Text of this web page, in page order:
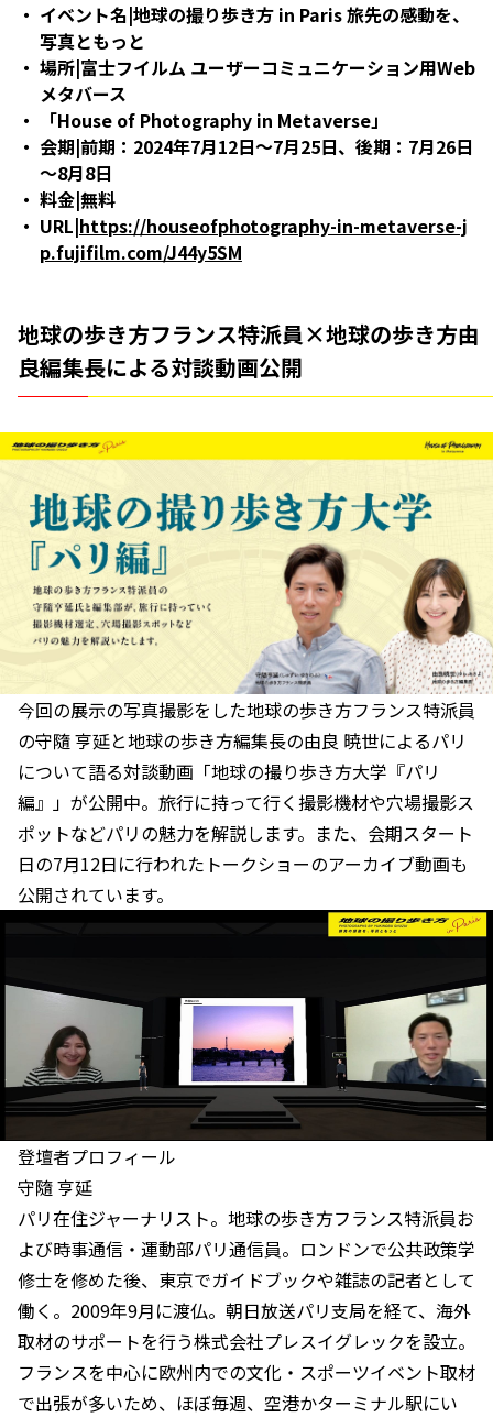
イベント名|地球の撮り歩き方 in Paris 旅先の感動を、
写真ともっと
場所|富士フイルム ユーザーコミュニケーション用Web
メタバース
「House of Photography in Metaverse」
会期|前期：2024年7月12日～7月25日、後期：7月26日
～8月8日
料金|無料
URL|https://houseofphotography-in-metaverse-j
p.fujifilm.com/J44y5SM
地球の歩き方フランス特派員×地球の歩き方由
良編集長による対談動画公開
今回の展示の写真撮影をした地球の歩き方フランス特派員
の守隨 亨延と地球の歩き方編集長の由良 暁世によるパリ
について語る対談動画「地球の撮り歩き方大学『パリ
編』」が公開中。旅行に持って行く撮影機材や穴場撮影ス
ポットなどパリの魅力を解説します。また、会期スタート
日の7月12日に行われたトークショーのアーカイブ動画も
公開されています。
登壇者プロフィール
守隨 亨延
パリ在住ジャーナリスト。地球の歩き方フランス特派員お
よび時事通信・運動部パリ通信員。ロンドンで公共政策学
修士を修めた後、東京でガイドブックや雑誌の記者として
働く。2009年9月に渡仏。朝日放送パリ支局を経て、海外
取材のサポートを行う株式会社プレスイグレックを設立。
フランスを中心に欧州内での文化・スポーツイベント取材
で出張が多いため、ほぼ毎週、空港かターミナル駅にい